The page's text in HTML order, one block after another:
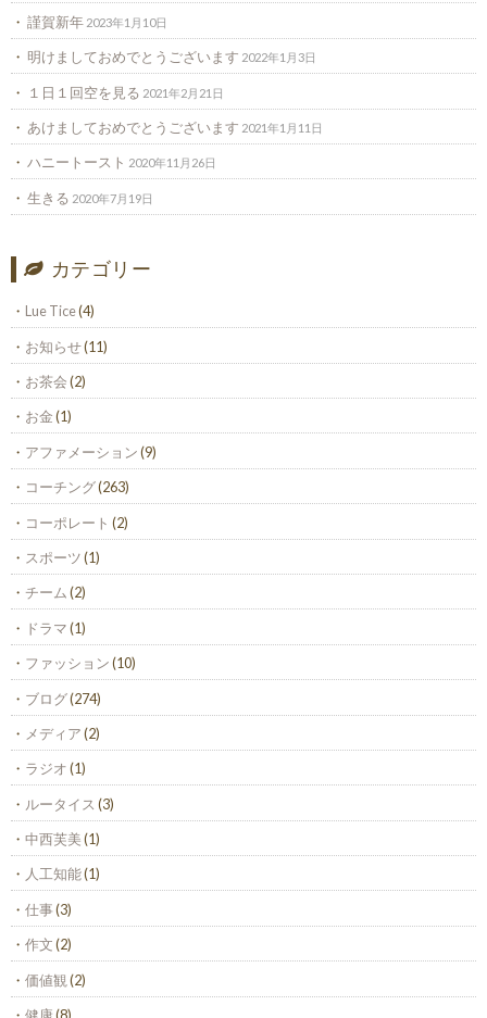
謹賀新年 2023年1月10日
明けましておめでとうございます 2022年1月3日
１日１回空を見る 2021年2月21日
あけましておめでとうございます 2021年1月11日
ハニートースト 2020年11月26日
生きる 2020年7月19日
カテゴリー
Lue Tice(4)
お知らせ(11)
お茶会(2)
お金(1)
アファメーション(9)
コーチング(263)
コーポレート (2)
スポーツ(1)
チーム(2)
ドラマ(1)
ファッション(10)
ブログ(274)
メディア(2)
ラジオ(1)
ルータイス (3)
中西芙美(1)
人工知能(1)
仕事(3)
作文(2)
価値観 (2)